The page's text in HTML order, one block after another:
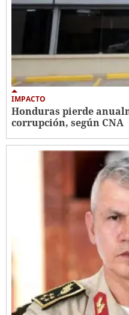
IMPACTO
Honduras pierde
corrupción, según CNA